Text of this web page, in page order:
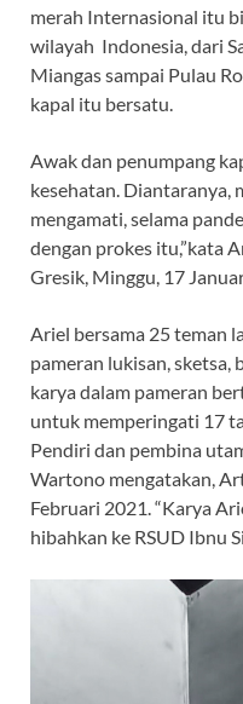
merah Internasional itu
wilayah Indonesia, dari
Miangas sampai Pulau
kapal itu bersatu.
Awak dan penumpang
kesehatan. Diantaranya,
mengamati, selama
dengan prokes itu,”kata
Gresik, Minggu, 17
Ariel bersama 25 teman
pameran lukisan, sketsa,
karya dalam pameran
untuk memperingati 17
Pendiri dan pembina
Wartono mengatakan,
Februari 2021. “Karya
hibahkan ke RSUD Ibnu